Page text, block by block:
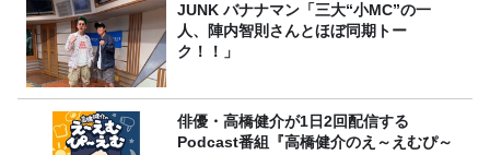
JUNK バナナマン「三大“小MC”の一
人、陣内智則さんとほぼ同期トー
ク！！」
俳優・高橋健介が1日2回配信する
Podcast番組『高橋健介のえ～えむぴ～